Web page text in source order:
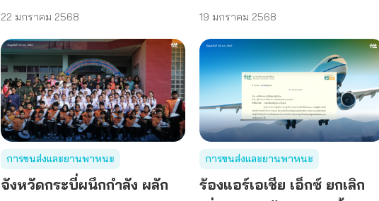
22 มกราคม 2568 19 มกราคม 2568
การขนส่งและยานพาหนะ
จังหวัดกระบี่ผนึกกำลัง ผลัก
การขนส่งและยานพาหนะ
ร้องแอร์เอเชีย เอ็กซ์ ยกเลิก